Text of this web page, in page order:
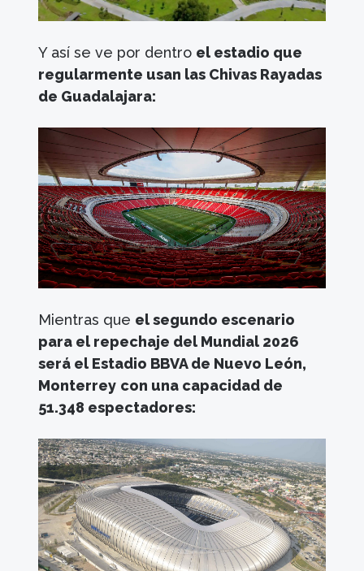
Y así se ve por dentro el estadio que
regularmente usan las Chivas Rayadas
de Guadalajara:
Mientras que el segundo escenario
para el repechaje del Mundial 2026
será el Estadio BBVA de Nuevo León,
Monterrey con una capacidad de
51.348 espectadores: